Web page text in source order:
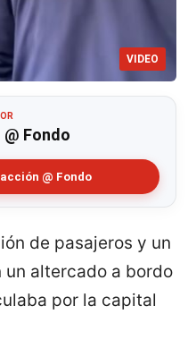
VIDEO
Fondo
@ Fondo
de pasajeros y un
altercado a bordo
por la capital